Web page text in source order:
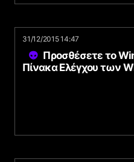
31/12/2015 14:47
Προσθέσετε το
Πίνακα Ελέγχου των